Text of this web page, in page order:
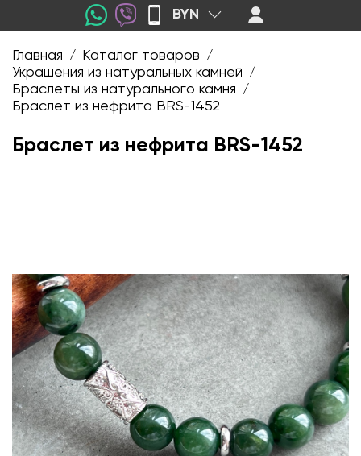
BYN
Главная / Каталог товаров /
Украшения из натуральных камней /
Браслеты из натурального камня /
Браслет из нефрита BRS-1452
Браслет из нефрита BRS-1452